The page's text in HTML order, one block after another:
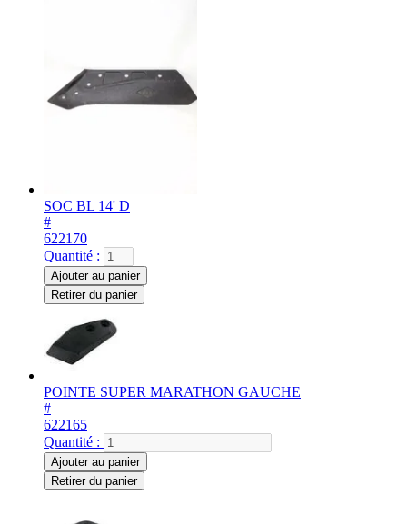
SOC BL 14' D
#
622170
Quantité :
Ajouter au panier
Retirer du panier
POINTE SUPER MARATHON GAUCHE
#
622165
Quantité :
Ajouter au panier
Retirer du panier